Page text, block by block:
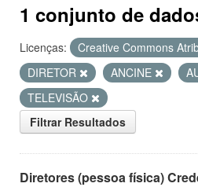
1 conjunto de
Licenças: Creative Commons
DIRETOR
ANCINE
TELEVISÃO
Filtrar Resultados
Diretores (pessoa física)